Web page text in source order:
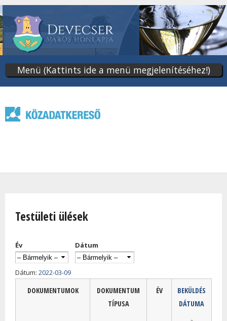
tartalomra
Menü (Kattints ide a menü megjelenítéséhez!)
Testületi ülések
Év Dátum
Dátum: 2022-03-09
DOKUMENTUMOK
DOKUMENTUM
TÍPUSA
ÉV
BEKÜLDÉS
DÁTUMA